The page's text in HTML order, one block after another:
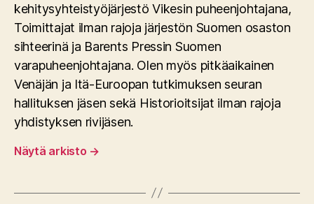
kehitysyhteistyöjärjestö Vikesin puheenjohtajana,
Toimittajat ilman rajoja järjestön Suomen osaston
sihteerinä ja Barents Pressin Suomen
varapuheenjohtajana. Olen myös pitkäaikainen
Venäjän ja Itä-Euroopan tutkimuksen seuran
hallituksen jäsen sekä Historioitsijat ilman rajoja
yhdistyksen rivijäsen.
Näytä arkisto →